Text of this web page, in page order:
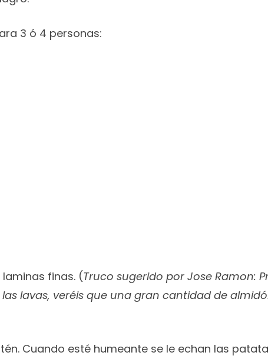
3 ó 4 personas:
finas. (Truco sugerido por Jose Ramon:
lavas, veréis que una gran cantidad de
Cuando esté humeante se le echan las